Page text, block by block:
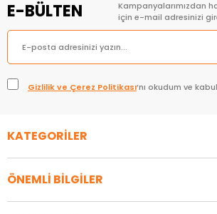
E-BÜLTEN
Kampanyalarımızdan
için e-mail adresinizi
Gizlilik ve Çerez Politikası’nı okudum ve
KATEGORİLER
ÖNEMLİ BİLGİLER